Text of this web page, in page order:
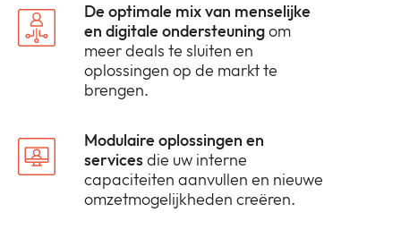
De optimale mix van menselijke
en digitale ondersteuningom
meer deals te sluiten en
oplossingen op de markt te
brengen.
Modulaire oplossingen en
servicesdie uw interne
capaciteiten aanvullen en nieuwe
omzetmogelijkheden creëren.